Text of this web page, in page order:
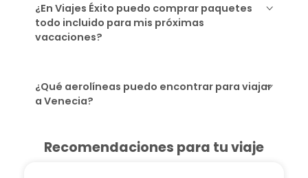
¿En Viajes Éxito puedo comprar paquetes
todo incluido para mis próximas
vacaciones?
¿Qué aerolíneas puedo encontrar para viajar
a Venecia?
Recomendaciones para tu viaje